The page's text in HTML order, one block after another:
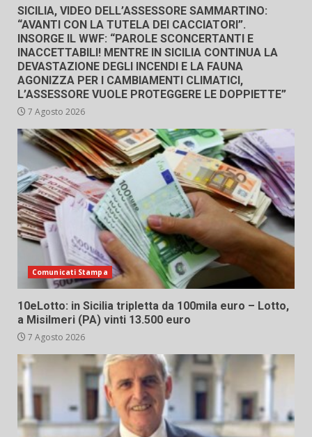
SICILIA, VIDEO DELL’ASSESSORE SAMMARTINO:
“AVANTI CON LA TUTELA DEI CACCIATORI”.
INSORGE IL WWF: “PAROLE SCONCERTANTI E
INACCETTABILI! MENTRE IN SICILIA CONTINUA LA
DEVASTAZIONE DEGLI INCENDI E LA FAUNA
AGONIZZA PER I CAMBIAMENTI CLIMATICI,
L’ASSESSORE VUOLE PROTEGGERE LE DOPPIETTE”
7 Agosto 2026
Comunicati Stampa
10eLotto: in Sicilia tripletta da 100mila euro – Lotto,
a Misilmeri (PA) vinti 13.500 euro
7 Agosto 2026